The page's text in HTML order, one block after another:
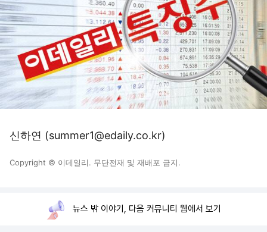
신하연 (summer1@edaily.co.kr)
Copyright © 이데일리. 무단전재 및 재배포 금지.
뉴스 밖 이야기, 다음 커뮤니티 웹에서 보기